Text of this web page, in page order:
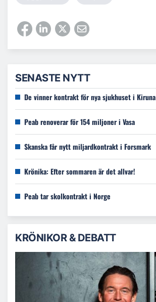
SENASTE NYTT
De vinner kontrakt för nya sjukhuset i Kiruna
Peab renoverar för 154 miljoner i Vasa
Skanska får nytt miljardkontrakt i Forsmark
Krönika: Efter sommaren är det allvar!
Peab tar skolkontrakt i Norge
KRÖNIKOR & DEBATT